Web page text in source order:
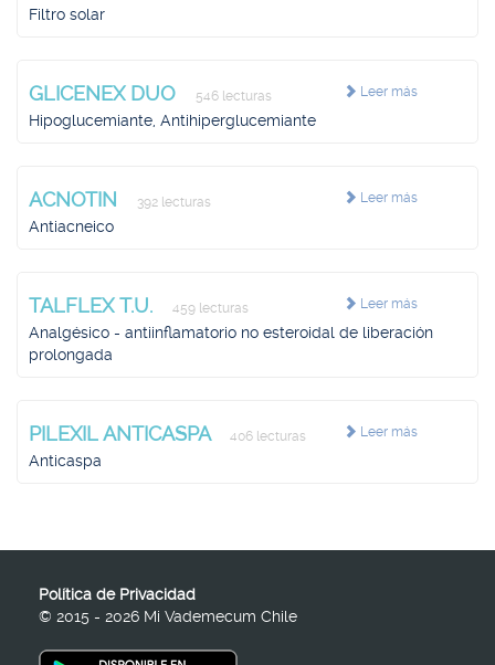
Filtro solar
Leer más
GLICENEX DUO 546 lecturas
Hipoglucemiante, Antihiperglucemiante
Leer más
ACNOTIN 392 lecturas
Antiacneico
Leer más
TALFLEX T.U. 459 lecturas
Analgésico - antiinflamatorio no esteroidal de liberación
prolongada
Leer más
PILEXIL ANTICASPA 406 lecturas
Anticaspa
Política de Privacidad
© 2015 - 2026 Mi Vademecum Chile